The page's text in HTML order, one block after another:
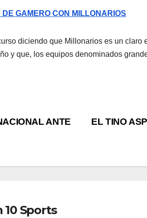
GAMERO CON MILLONARIOS
diciendo que Millonarios es un claro
y que, los equipos denominados
EL TINO
ANTE
10 Sports